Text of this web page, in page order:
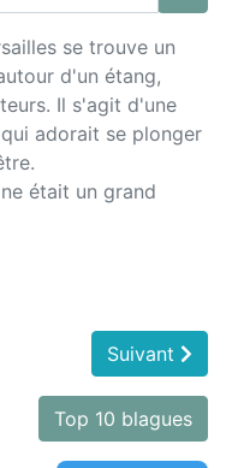
se trouve un
d'un étang,
Il s'agit d'une
adorait se plonger
était un grand
Suivant
Top 10 blagues